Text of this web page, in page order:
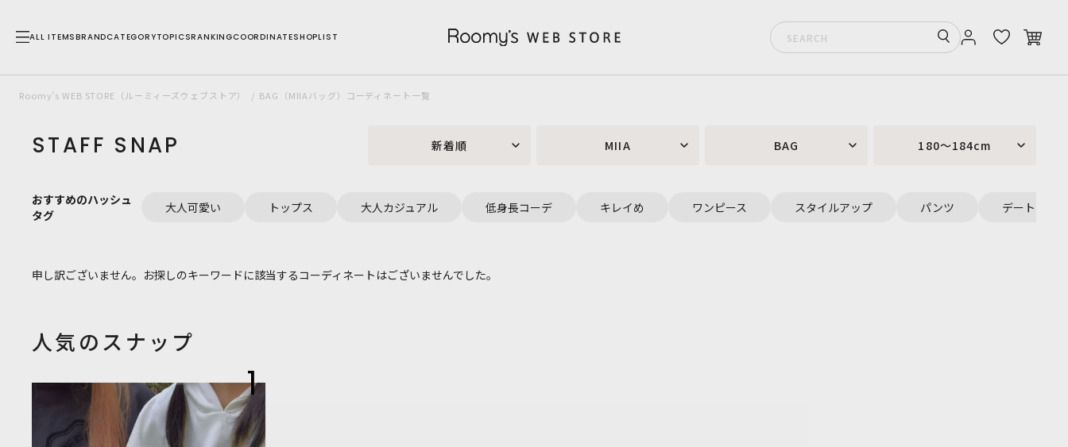
ALL ITEMSBRANDCATEGORYTOPICSRANKINGCOORDINATESHOPLIST
Roomy’s WEB STORE（ルーミィーズウェブストア） BAG（MIIAバッグ）コーディネート一覧
STAFF SNAP 新着順 MIIA BAG 180～184cm
おすすめのハッシュ
タグ
大人可愛い トップス 大人カジュアル 低身長コーデ キレイめ ワンピース スタイルアップ パンツ デート
申し訳ございません。お探しのキーワードに該当するコーディネートはございませんでした。
人気のスナップ
1